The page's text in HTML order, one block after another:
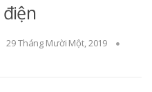
29 Tháng Mười Một, 2019